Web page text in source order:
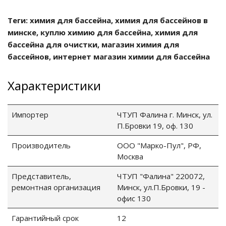
питания PDU
Питания
Vakio
Теги: химия для бассейна, химия для бассейнов в
минске, куплю химию для бассейна, химия для
бассейна для очистки, магазин химия для
бассейнов, интернет магазин химии для бассейна
Характеристики
Импортер
ЧТУП Фалина г. Минск, ул.
П.Бровки 19, оф. 130
Производитель
ООО "Марко-Пул", РФ,
Москва
Представитель,
ремонтная организация
ЧТУП "Фалина" 220072,
Минск, ул.П.Бровки, 19 -
офис 130
Гарантийный срок
12